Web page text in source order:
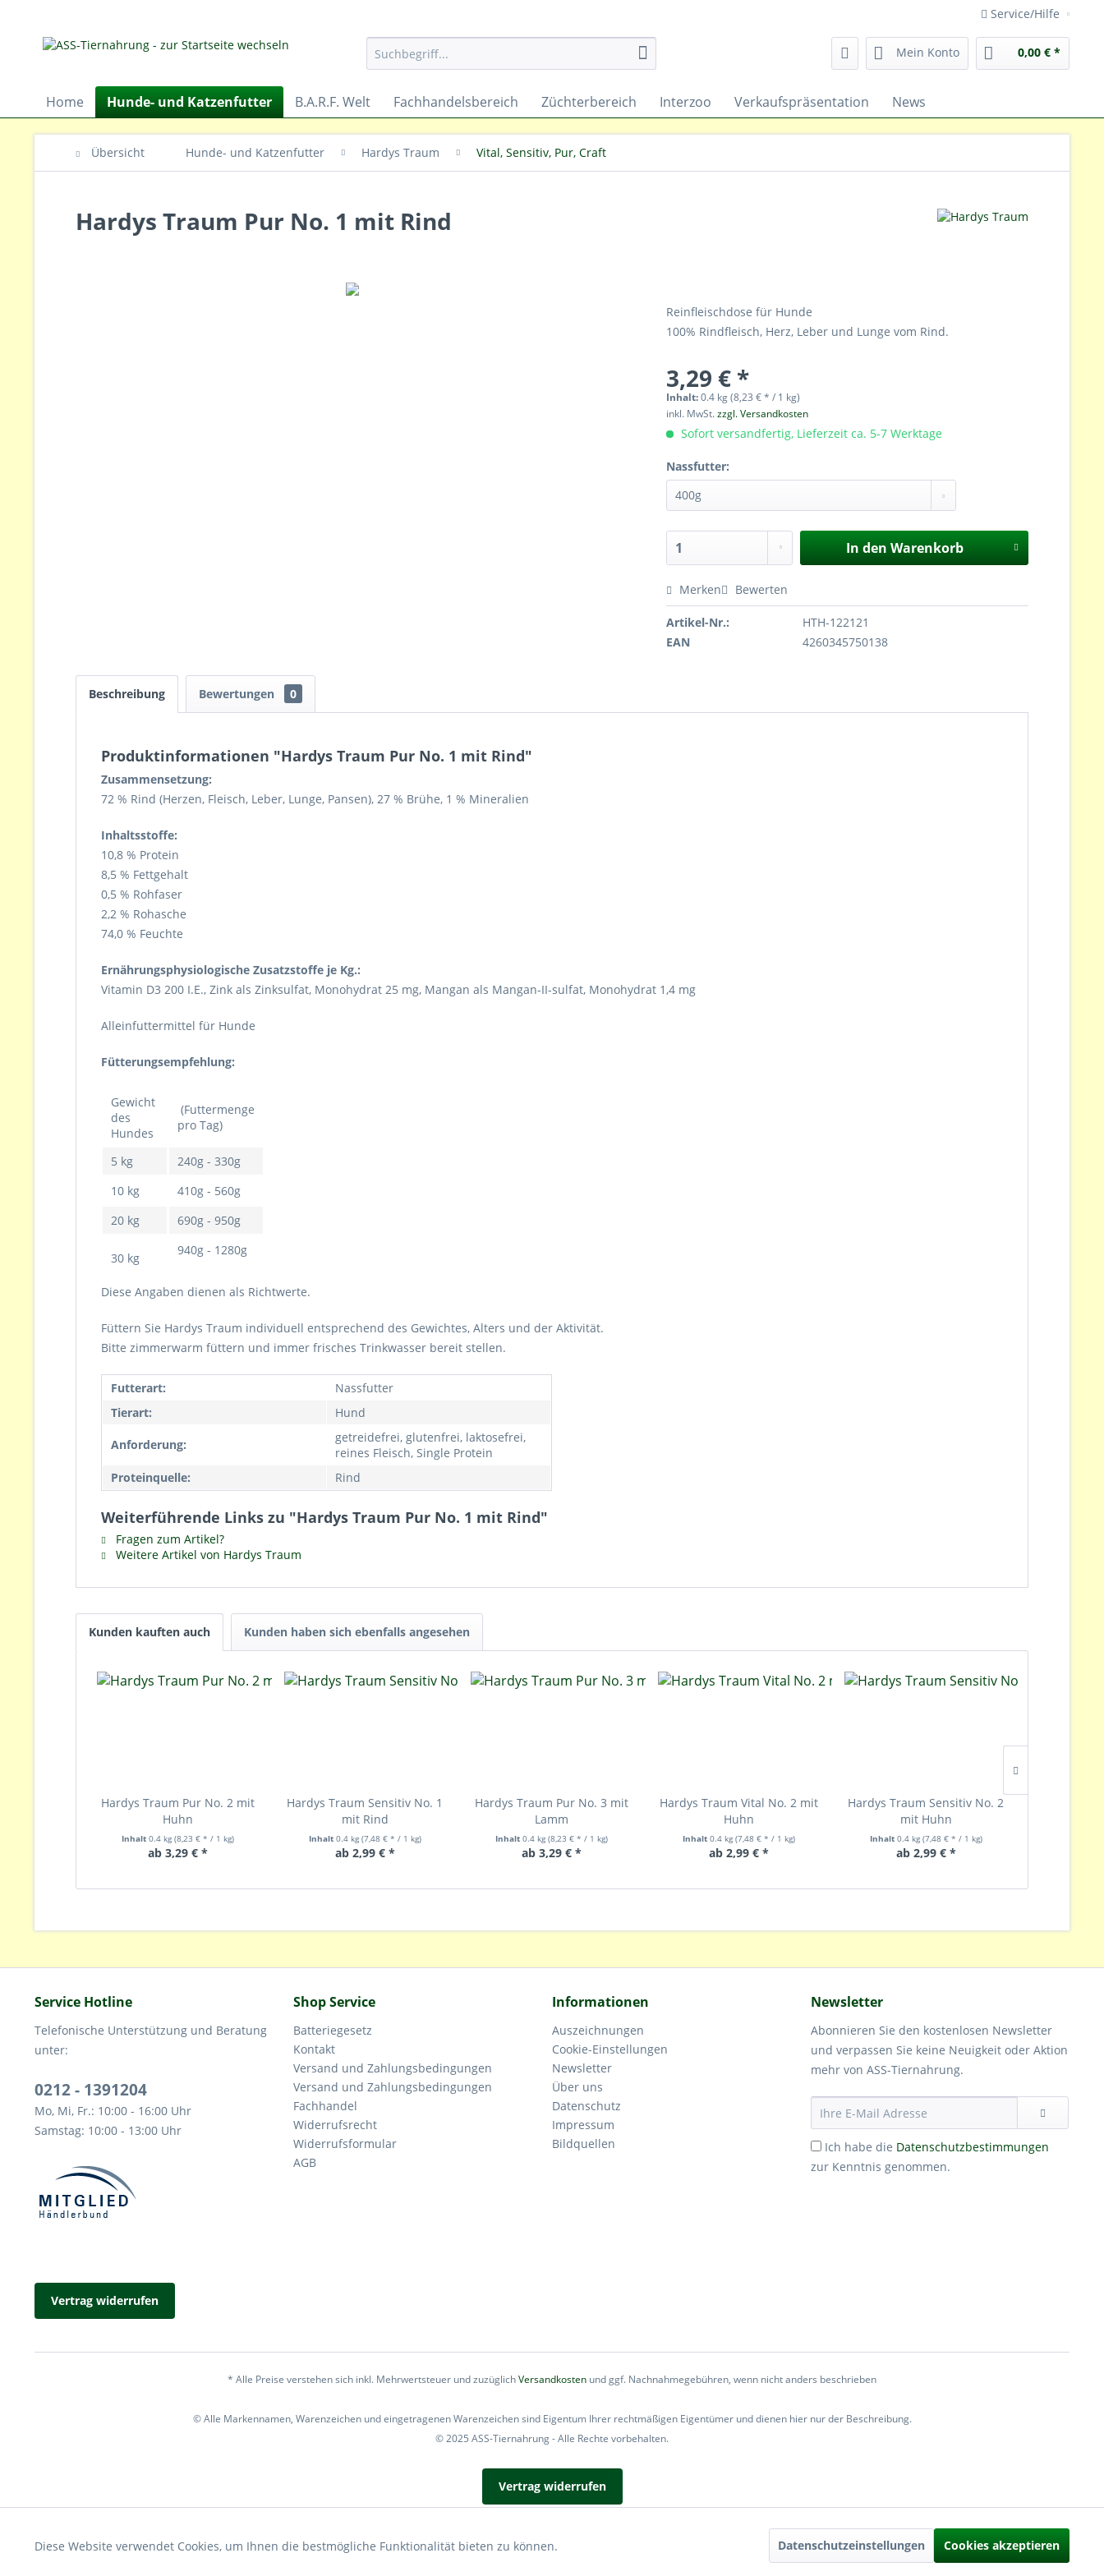
Service/Hilfe
Mein Konto 0,00 € *
Home Hunde- und Katzenfutter B.A.R.F. Welt Fachhandelsbereich Züchterbereich Interzoo Verkaufspräsentation News
Übersicht Hunde- und Katzenfutter Hardys Traum Vital, Sensitiv, Pur, Craft
Hardys Traum Pur No. 1 mit Rind
Reinfleischdose für Hunde
100% Rindfleisch, Herz, Leber und Lunge vom Rind.
3,29 € *
Inhalt:0.4 kg (8,23 € * / 1 kg)
inkl. MwSt.zzgl. Versandkosten
Sofort versandfertig, Lieferzeit ca. 5-7 Werktage
Nassfutter:
In den Warenkorb
Merken Bewerten
Artikel-Nr.:
HTH-122121
EAN
4260345750138
Beschreibung Bewertungen 0
Produktinformationen "Hardys Traum Pur No. 1 mit Rind"
Zusammensetzung:
72 % Rind (Herzen, Fleisch, Leber, Lunge, Pansen), 27 % Brühe, 1 % Mineralien
Inhaltsstoffe:
10,8 % Protein
8,5 % Fettgehalt
0,5 % Rohfaser
2,2 % Rohasche
74,0 % Feuchte
Ernährungsphysiologische Zusatzstoffe je Kg.:
Vitamin D3 200 I.E., Zink als Zinksulfat, Monohydrat 25 mg, Mangan als Mangan-II-sulfat, Monohydrat 1,4 mg
Alleinfuttermittel für Hunde
Fütterungsempfehlung:
Gewicht
des
Hundes
(Futtermenge
pro Tag)
5 kg
240g - 330g
10 kg
410g - 560g
20 kg
690g - 950g
30 kg
940g - 1280g
Diese Angaben dienen als Richtwerte.
Füttern Sie Hardys Traum individuell entsprechend des Gewichtes, Alters und der Aktivität.
Bitte zimmerwarm füttern und immer frisches Trinkwasser bereit stellen.
Futterart:
Nassfutter
Tierart:
Hund
Anforderung:
getreidefrei, glutenfrei, laktosefrei,
reines Fleisch, Single Protein
Proteinquelle:
Rind
Weiterführende Links zu "Hardys Traum Pur No. 1 mit Rind"
Fragen zum Artikel?
Weitere Artikel von Hardys Traum
Kunden kauften auch Kunden haben sich ebenfalls angesehen
Hardys Traum Pur No. 2 mit
Huhn
Inhalt0.4 kg(8,23 € * / 1 kg)
ab 3,29 € *
Hardys Traum Sensitiv No. 1
mit Rind
Inhalt 0.4 kg (7,48 € * / 1 kg)
ab 2,99 € *
Hardys Traum Pur No. 3 mit
Lamm
Inhalt0.4 kg(8,23 € * / 1 kg)
ab 3,29 € *
Hardys Traum Vital No. 2 mit
Huhn
Inhalt0.4 kg(7,48 € * / 1 kg)
ab 2,99 € *
Hardys Traum Sensitiv No. 2
mit Huhn
Inhalt 0.4 kg (7,48 € * / 1 kg)
ab 2,99 € *
Service Hotline
Telefonische Unterstützung und Beratung
unter:
0212 - 1391204
Mo, Mi, Fr.: 10:00 - 16:00 Uhr
Samstag: 10:00 - 13:00 Uhr
Vertrag widerrufen
Shop Service
Batteriegesetz
Kontakt
Versand und Zahlungsbedingungen
Versand und Zahlungsbedingungen
Fachhandel
Widerrufsrecht
Widerrufsformular
AGB
Informationen
Auszeichnungen
Cookie-Einstellungen
Newsletter
Über uns
Datenschutz
Impressum
Bildquellen
Newsletter
Abonnieren Sie den kostenlosen Newsletter
und verpassen Sie keine Neuigkeit oder Aktion
mehr von ASS-Tiernahrung.
Ich habe die Datenschutzbestimmungen
zur Kenntnis genommen.
* Alle Preise verstehen sich inkl. Mehrwertsteuer und zuzüglichVersandkosten und ggf. Nachnahmegebühren, wenn nicht anders beschrieben
© Alle Markennamen, Warenzeichen und eingetragenen Warenzeichen sind Eigentum Ihrer rechtmäßigen Eigentümer und dienen hier nur der Beschreibung.
© 2025 ASS-Tiernahrung - Alle Rechte vorbehalten.
Vertrag widerrufen
Funktionale Aktiv
Diese Website verwendet Cookies, um Ihnen die bestmögliche Funktionalität bieten zu können. Datenschutzeinstellungen Cookies akzeptieren